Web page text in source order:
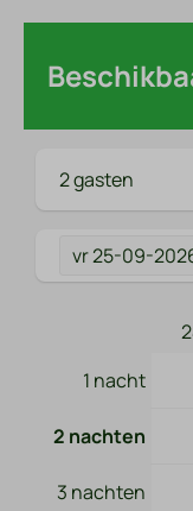
2 gasten
vr25-09-
1 nacht
2 nachten
3 nachten